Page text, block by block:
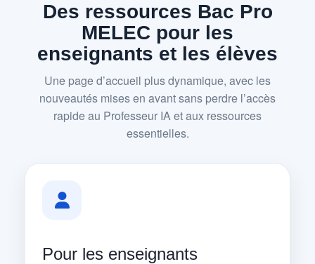
Des ressources Bac Pro
MELEC pour les
enseignants et les élèves
Une page d’accueil plus dynamique, avec les
nouveautés mises en avant sans perdre l’accès
rapide au Professeur IA et aux ressources
essentielles.
Pour les enseignants